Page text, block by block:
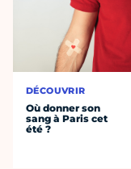
DÉCOUVRIR
Où donner son
sang à Paris cet
été ?